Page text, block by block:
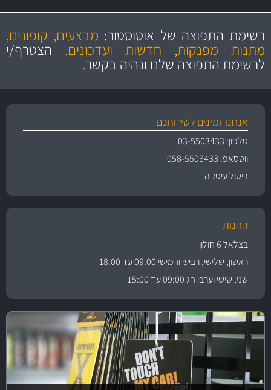
מקצועיות
ושירות מצויין
מחירים
הוגנים
והיצע מוצרים איכותירשימת התפוצה של אוטוסטור: מבצעים, קופונים,
מתנות מפנקות, חדשות ועדכונים. הצטרף/י
לרשימת התפוצה שלנו ונהיה בקשר.
אנחנו זמינים לשירותכם
טלפון: 03-5503433
ווטסאפ: 058-5503433
ביטול עיסקה
החנות
בצלאל 6 חולון
ראשון, שלישי, רביעי וחמישי 09:00 עד 18:00
שני, שישי וערבי חג 09:00 עד 15:00